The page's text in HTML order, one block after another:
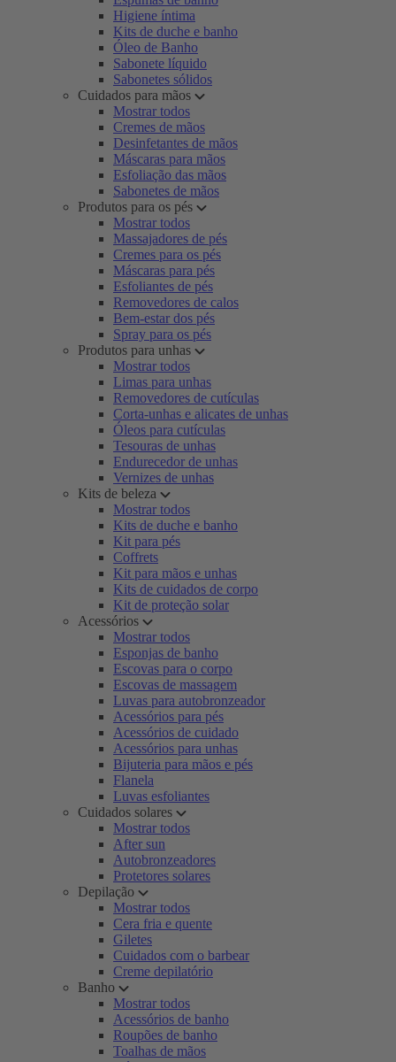
Higiene íntima
Kits de duche e banho
Óleo de Banho
Sabonete líquido
Sabonetes sólidos
Cuidados para mãos
Mostrar todos
Cremes de mãos
Desinfetantes de mãos
Máscaras para mãos
Esfoliação das mãos
Sabonetes de mãos
Produtos para os pés
Mostrar todos
Massajadores de pés
Cremes para os pés
Máscaras para pés
Esfoliantes de pés
Removedores de calos
Bem-estar dos pés
Spray para os pés
Produtos para unhas
Mostrar todos
Limas para unhas
Removedores de cutículas
Corta-unhas e alicates de unhas
Óleos para cutículas
Tesouras de unhas
Endurecedor de unhas
Vernizes de unhas
Kits de beleza
Mostrar todos
Kits de duche e banho
Kit para pés
Coffrets
Kit para mãos e unhas
Kits de cuidados de corpo
Kit de proteção solar
Acessórios
Mostrar todos
Esponjas de banho
Escovas para o corpo
Escovas de massagem
Luvas para autobronzeador
Acessórios para pés
Acessórios de cuidado
Acessórios para unhas
Bijuteria para mãos e pés
Flanela
Luvas esfoliantes
Cuidados solares
Mostrar todos
After sun
Autobronzeadores
Protetores solares
Depilação
Mostrar todos
Cera fria e quente
Giletes
Cuidados com o barbear
Creme depilatório
Banho
Mostrar todos
Acessórios de banho
Roupões de banho
Toalhas de mãos